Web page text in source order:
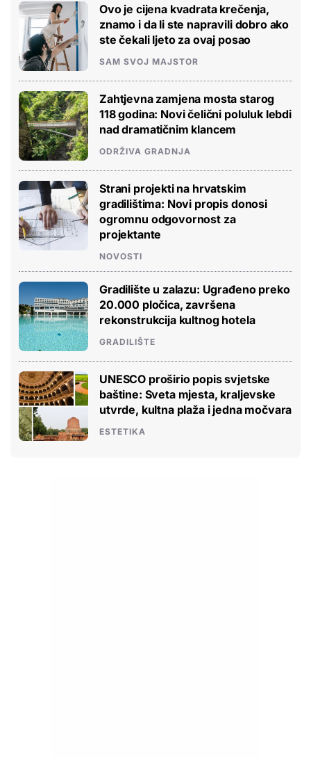
Ovo je cijena kvadrata krečenja,
znamo i da li ste napravili dobro ako
ste čekali ljeto za ovaj posao
SAM SVOJ MAJSTOR
Zahtjevna zamjena mosta starog
118 godina: Novi čelični poluluk lebdi
nad dramatičnim klancem
ODRŽIVA GRADNJA
Strani projekti na hrvatskim
gradilištima: Novi propis donosi
ogromnu odgovornost za
projektante
NOVOSTI
Gradilište u zalazu: Ugrađeno preko
20.000 pločica, završena
rekonstrukcija kultnog hotela
GRADILIŠTE
UNESCO proširio popis svjetske
baštine: Sveta mjesta, kraljevske
utvrde, kultna plaža i jedna močvara
ESTETIKA